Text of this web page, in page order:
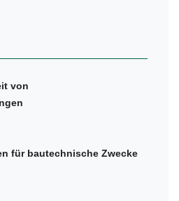
von
für bautechnische Zwecke